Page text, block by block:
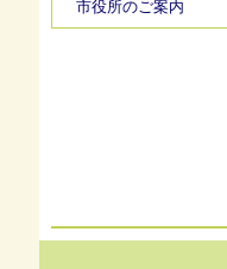
市役所のご案内